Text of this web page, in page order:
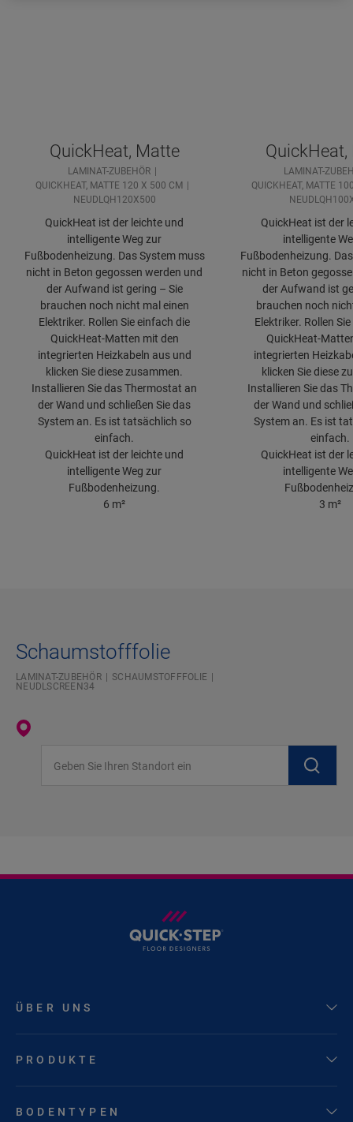
QuickHeat, Matte
LAMINAT-ZUBEHÖR
QUICKHEAT, MATTE 120 X 500 CM
NEUDLQH120X500
QuickHeat ist der leichte und
intelligente Weg zur
Fußbodenheizung. Das System muss
nicht in Beton gegossen werden und
der Aufwand ist gering – Sie
brauchen noch nicht mal einen
Elektriker. Rollen Sie einfach die
QuickHeat-Matten mit den
integrierten Heizkabeln aus und
klicken Sie diese zusammen.
Installieren Sie das Thermostat an
der Wand und schließen Sie das
System an. Es ist tatsächlich so
einfach.
QuickHeat ist der leichte und
intelligente Weg zur
Fußbodenheizung.
6 m²
LAMINAT-
QUICKHEAT, MATTE
QuickHeat ist der
intelligente
Fußbodenheizung.
nicht in Beton
der Aufwand ist
brauchen noch
Elektriker. Rollen
QuickHeat-
integrierten
klicken Sie diese
Installieren Sie das
der Wand und
System an. Es ist
einfach.
QuickHeat ist der
intelligente
3 m²
Schaumstofffolie
LAMINAT-ZUBEHÖR
SCHAUMSTOFFFOLIE
NEUDLSCREEN34
ÜBER UNS
PRODUKTE
BODENTYPEN